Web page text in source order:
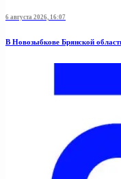
6 августа 2026, 16:07
В Новозыбкове Брянской